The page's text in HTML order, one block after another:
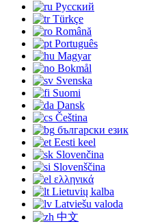
Русский
Türkçe
Română
Português
Magyar
Bokmål
Svenska
Suomi
Dansk
Čeština
български език
Eesti keel
Slovenčina
Slovenščina
ελληνικά
Lietuvių kalba
Latviešu valoda
中文